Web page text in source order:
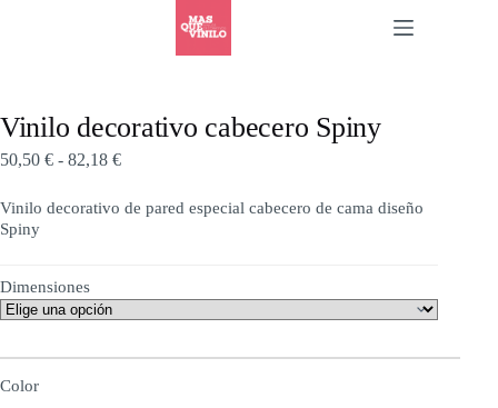
Vinilo decorativo cabecero Spiny
50,50 € - 82,18 €
Vinilo decorativo de pared especial cabecero de cama diseño
Spiny
Dimensiones
Color